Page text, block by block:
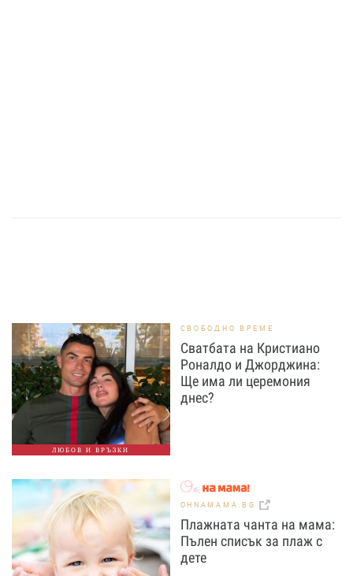
ЛЮБОВ И ВРЪЗКИ
СВОБОДНО ВРЕМЕ
Сватбата на Кристиано
Роналдо и Джорджина:
Ще има ли церемония
днес?
OHNAMAMA.BG
Плажната чанта на мама:
Пълен списък за плаж с
дете